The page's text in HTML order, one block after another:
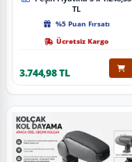
22 Prç. 2020 Üzeri (Parlak
TL
%5 Puan Fırsatı
Ücretsiz Kargo
3.744,98 TL